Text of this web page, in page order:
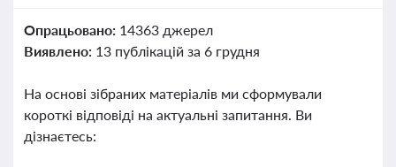
Опрацьовано: 14363 джерел
Виявлено: 13 публікацій за 6 грудня
На основі зібраних матеріалів ми сформували
короткі відповіді на актуальні запитання. Ви
дізнаєтесь: